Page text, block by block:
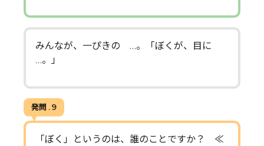
みんなが、一ぴきの …。「ぼくが、目に
…。」
発問 . 9
「ぼく」というのは、誰のことですか？ ≪